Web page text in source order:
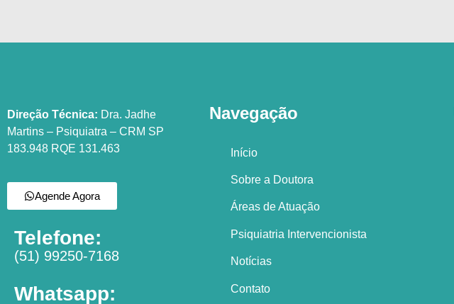
Direção Técnica: Dra. Jadhe
Martins – Psiquiatra – CRM SP
183.948 RQE 131.463
Agende Agora
Telefone:
(51) 99250-7168
Whatsapp:
Navegação
Início
Sobre a Doutora
Áreas de Atuação
Psiquiatria Intervencionista
Notícias
Contato